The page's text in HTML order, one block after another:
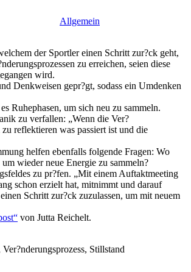
Allgemein
der Sportler einen Schritt zur?ck geht,
zu erreichen, seien diese
wird.
Denkweisen gepr?gt, sodass ein Umdenken
Ruhephasen, um sich neu zu sammeln.
zu verfallen: „Wenn die Ver?
reflektieren was passiert ist und die
helfen ebenfalls folgende Fragen: Wo
wieder neue Energie zu sammeln?
zu pr?fen. „Mit einem Auftaktmeeting
schon erzielt hat, mitnimmt und darauf
Schritt zur?ck zuzulassen, um mit neuem
von Jutta Reichelt.
Stillstand